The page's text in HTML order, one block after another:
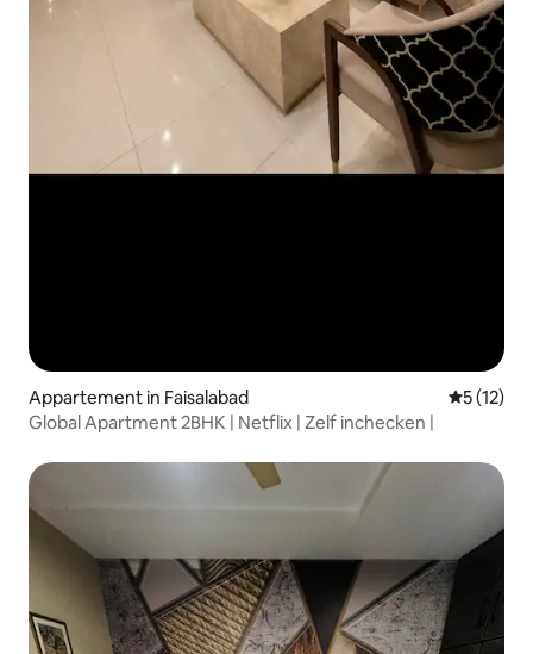
Appartement in Faisalabad
5 (12)
Global Apartment 2BHK | Netflix | Zelf inchecken |